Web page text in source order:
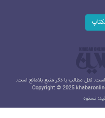
نقل مطالب با ذکر منبع بلامانع است.
Copyright © 2025
نستوه